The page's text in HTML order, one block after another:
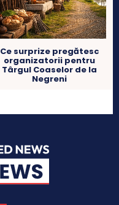
Ce surprize pregătesc
organizatorii pentru
Târgul Coaselor de la
Negreni